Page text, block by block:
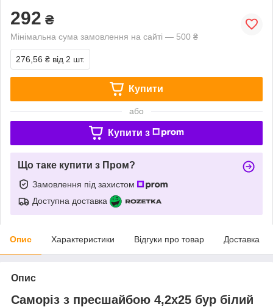
292 ₴
Мінімальна сума замовлення на сайті — 500 ₴
276,56 ₴ від 2 шт.
Купити
або
Купити з
Що таке купити з Пром?
Замовлення під захистом
Доступна доставка
Опис Характеристики Відгуки про товар Доставка
Опис
Саморіз з пресшайбою 4,2х25 бур білий